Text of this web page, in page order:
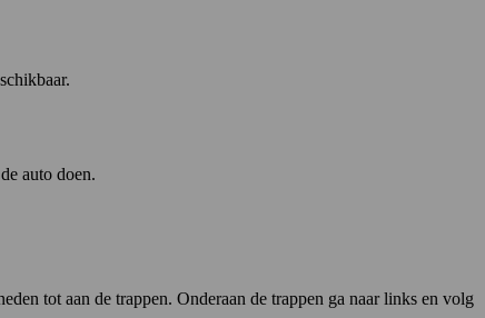
auto doen.
tot aan de trappen. Onderaan de trappen ga naar links en volg